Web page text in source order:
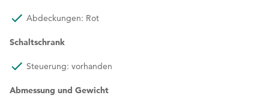
Abdeckungen: Rot
Schaltschrank
Steuerung: vorhanden
Abmessung und Gewicht